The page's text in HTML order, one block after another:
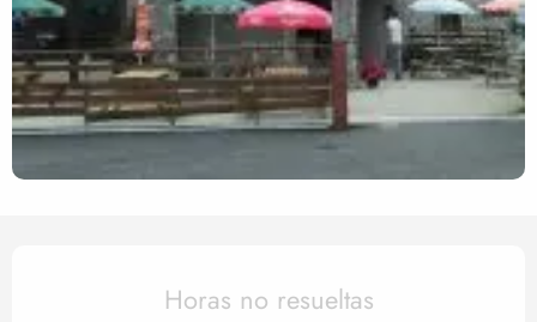
Horarios y datos de
Horas no resueltas